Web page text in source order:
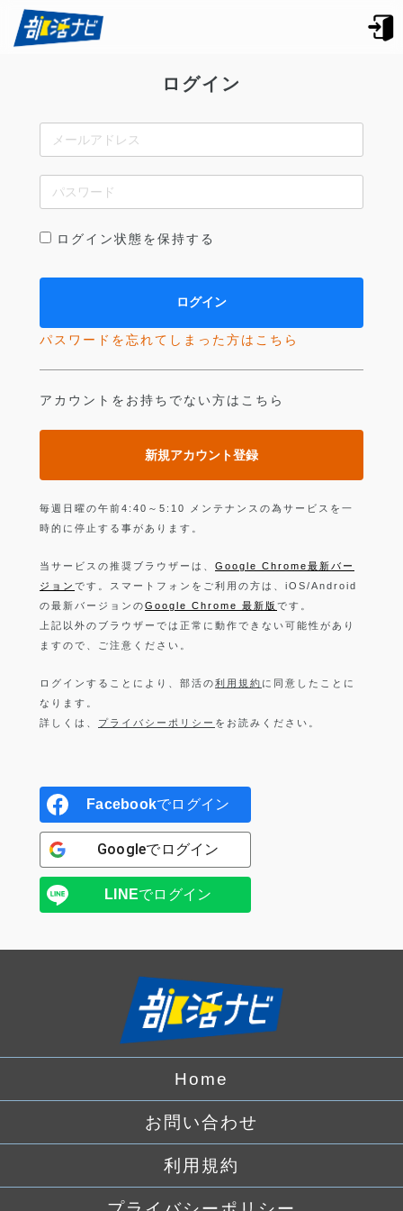
ログイン
ログイン状態を保持する
パスワードを忘れてしまった方はこちら
アカウントをお持ちでない方はこちら
新規アカウント登録
毎週日曜の午前4:40～5:10 メンテナンスの為サービスを一
時的に停止する事があります。
当サービスの推奨ブラウザーは、 Google Chrome最新バー
ジョン です。スマートフォンをご利用の方は、iOS/Android
の最新バージョンのGoogle Chrome 最新版 です。
上記以外のブラウザーでは正常に動作できない可能性があり
ますので、ご注意ください。
ログインすることにより、部活の利用規約 に同意したことに
なります。
詳しくは、 プライバシーポリシー をお読みください。
Facebookでログイン
Googleでログイン
LINEでログイン
Home
お問い合わせ
利用規約